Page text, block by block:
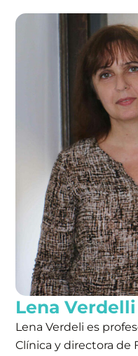
Lena Verdelli
Lena Verdeli es
Clínica y directora de